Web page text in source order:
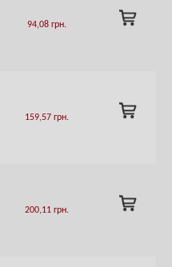
94,08 грн.
ADD
TO
159,57 грн.
ADD
TO
200,11 грн.
ADD
TO